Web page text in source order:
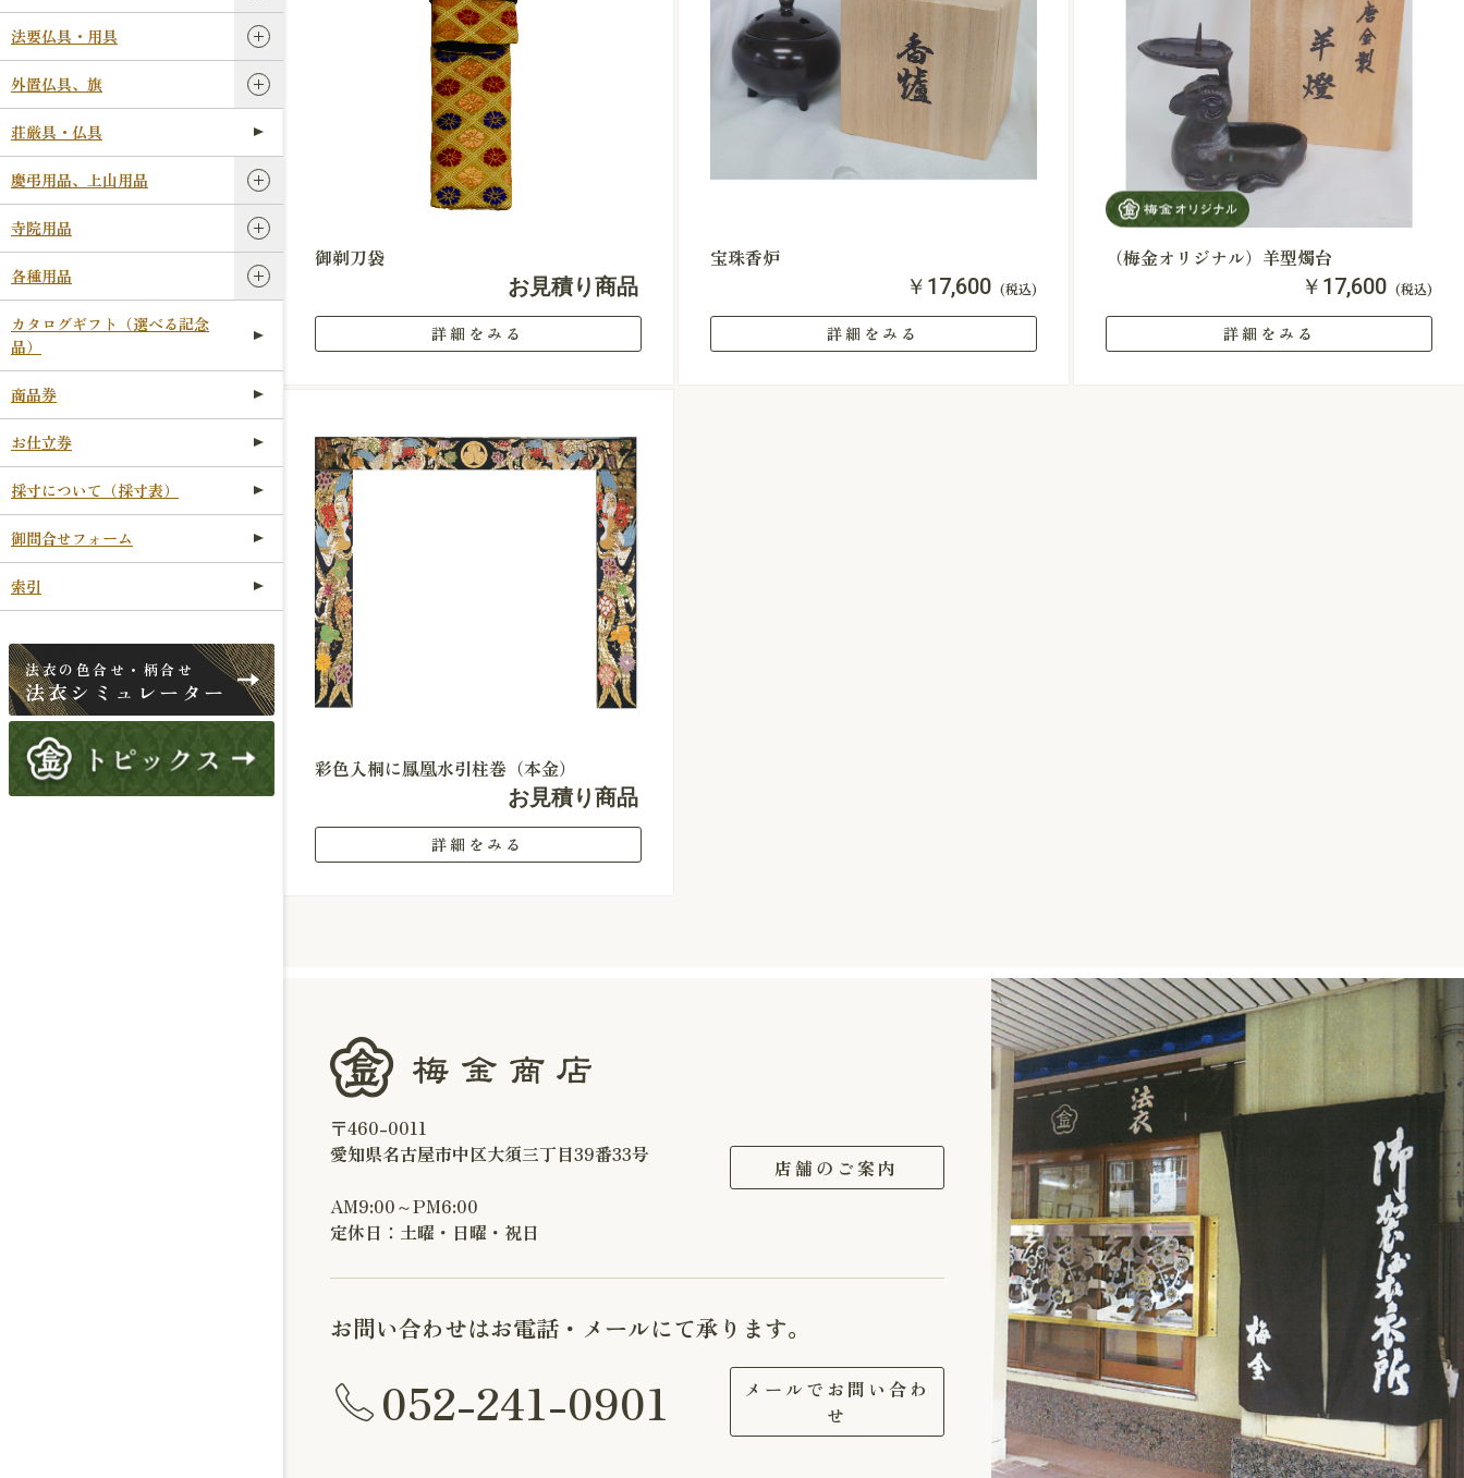
法要仏具・用具
外置仏具、旗
荘厳具・仏具
慶弔用品、上山用品
寺院用品
各種用品
カタログギフト（選べる記念
品）
商品券
お仕立券
採寸について（採寸表）
御問合せフォーム
索引
法衣の色合せ・柄合せ
法衣シミュレーター
御剃刀袋
お見積り商品
詳細をみる
宝珠香炉
￥17,600 (税込)
詳細をみる
（梅金オリジナル）羊型燭台
￥17,600 (税込)
詳細をみる
彩色入桐に鳳凰水引柱巻（本金）
お見積り商品
詳細をみる
〒460-0011
愛知県名古屋市中区大須三丁目39番33号
AM9:00～PM6:00
定休日：土曜・日曜・祝日
店舗のご案内
お問い合わせはお電話・メールにて承ります。
052-241-0901
メールでお問い合わ
せ